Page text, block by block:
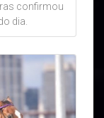
confirmou
dia.